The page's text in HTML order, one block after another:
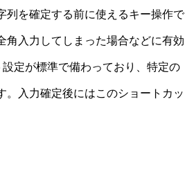
列を確定する前に使えるキー操作で
角入力してしまった場合などに有効
定が標準で備わっており、特定の
。入力確定後にはこのショートカッ